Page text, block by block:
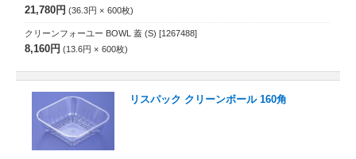
21,780円 36.3円 600枚
クリーンフォーユー BOWL 蓋 (S) [1267488]
8,160円 13.6円 600枚
リスパック クリーンボール 160角